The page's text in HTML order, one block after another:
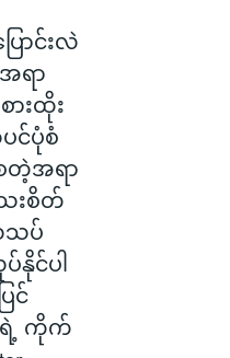
ောင်းလဲ
ရာ
းထိုး
င်ပုံစံ
စတဲ့အရာ
းစိတ်
သပ်
နိုင်ပါ
င်
ရဲ့ ကိုက်